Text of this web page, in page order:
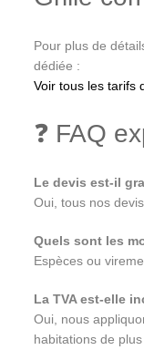
Pour plus de
dédiée :
Voir tous les tarifs
❓ FAQ
Le devis est-il
Oui, tous nos
Quels sont les
Espèces ou
La TVA est-elle
Oui, nous
habitations de